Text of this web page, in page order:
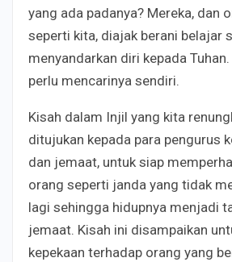
yang ada padanya? Mereka, dan
seperti kita, diajak berani belajar
menyandarkan diri kepada
perlu mencarinya sendiri.
Kisah dalam Injil yang kita
ditujukan kepada para pengurus
dan jemaat, untuk siap
orang seperti janda yang tidak
lagi sehingga hidupnya menjadi
jemaat. Kisah ini disampaikan
kepekaan terhadap orang yang